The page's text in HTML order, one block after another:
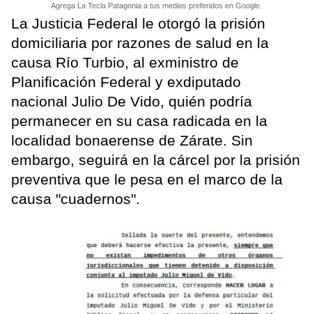
Agrega La Tecla Patagonia a tus medios preferidos en Google.
La Justicia Federal le otorgó la prisión
domiciliaria por razones de salud en la
causa Río Turbio, al exministro de
Planificación Federal y exdiputado
nacional Julio De Vido, quién podría
permanecer en su casa radicada en la
localidad bonaerense de Zárate. Sin
embargo, seguirá en la cárcel por la prisión
preventiva que le pesa en el marco de la
causa "cuadernos".